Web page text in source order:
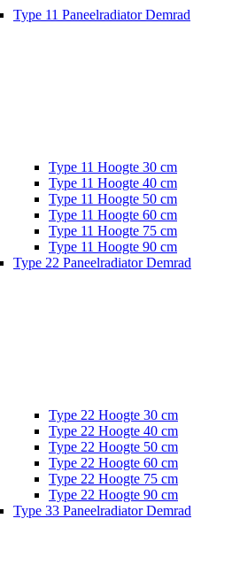
Type 11 Paneelradiator Demrad
Type 11 Hoogte 30 cm
Type 11 Hoogte 40 cm
Type 11 Hoogte 50 cm
Type 11 Hoogte 60 cm
Type 11 Hoogte 75 cm
Type 11 Hoogte 90 cm
Type 22 Paneelradiator Demrad
Type 22 Hoogte 30 cm
Type 22 Hoogte 40 cm
Type 22 Hoogte 50 cm
Type 22 Hoogte 60 cm
Type 22 Hoogte 75 cm
Type 22 Hoogte 90 cm
Type 33 Paneelradiator Demrad